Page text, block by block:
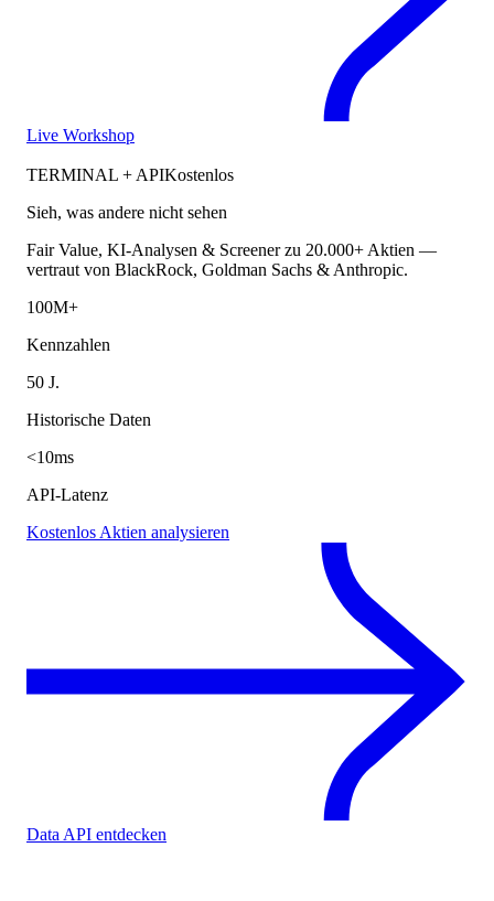
Live Workshop
TERMINAL + APIKostenlos
Sieh, was andere nicht sehen
Fair Value, KI-Analysen & Screener zu 20.000+ Aktien —
vertraut von BlackRock, Goldman Sachs & Anthropic.
100M+
Kennzahlen
50 J.
Historische Daten
<10ms
API-Latenz
Kostenlos Aktien analysieren
Data API entdecken